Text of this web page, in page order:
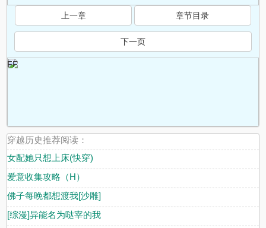
上一章 章节目录
下一页
FF
穿越历史推荐阅读：
女配她只想上床(快穿)
爱意收集攻略（H）
佛子每晚都想渡我[沙雕]
[综漫]异能名为哒宰的我